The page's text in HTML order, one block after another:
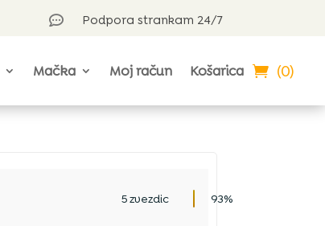
 Podpora strankam 24/7
Mačka Moj račun Košarica (0)
5 zvezdic 93%